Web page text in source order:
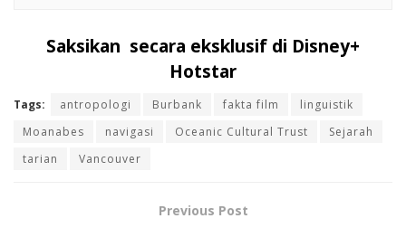
Saksikan secara eksklusif di Disney+
Hotstar
Tags: antropologi Burbank fakta film
linguistik
Moanabes
navigasi Oceanic Cultural Trust
Sejarah
tarian
Vancouver
Previous Post